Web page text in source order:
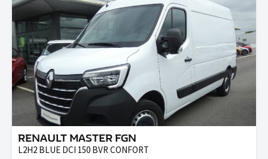
RENAULT MASTER FGN
L2H2 BLUE DCI 150 BVR CONFORT